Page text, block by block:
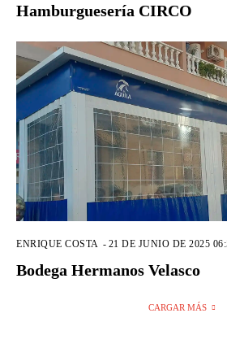
Hamburguesería CIRCO
ENRIQUE COSTA - 21 DE JUNIO DE 2025
Bodega Hermanos Velasco
CARGAR MÁS